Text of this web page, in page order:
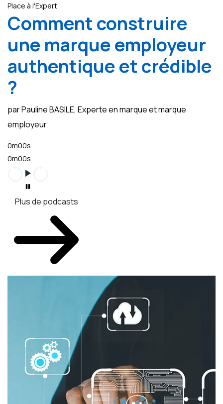
Place à l'Expert
Comment construire
une marque employeur
authentique et crédible
?
par Pauline BASILE, Experte en marque et marque
employeur
0m00s
0m00s
Plus de podcasts